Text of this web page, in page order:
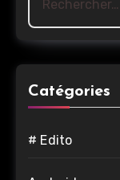
Catégories
# Edito